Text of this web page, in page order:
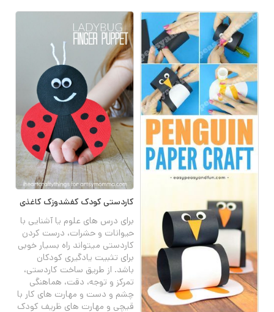
کاردستی کودک کفشدوزک کاغذی
برای درس های علوم یا آشنایی با
حیوانات و حشرات، درست کردن
کاردستی میتواند راه بسیار خوبی
برای تثبیت یادگیری کودکان
باشد. از طریق ساخت کاردستی،
تمرکز و توجه، دقت، هماهنگی
چشم و دست و مهارت های کار با
قیچی و مهارت های ظریف کودک